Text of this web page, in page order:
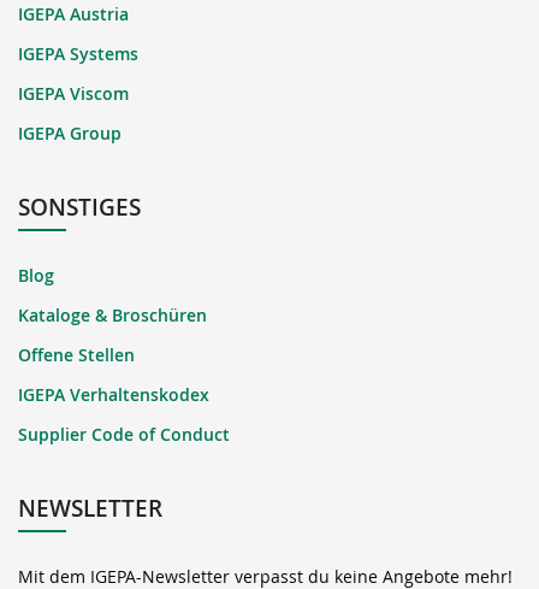
IGEPA Austria
IGEPA Systems
IGEPA Viscom
IGEPA Group
SONSTIGES
Blog
Kataloge & Broschüren
Offene Stellen
IGEPA Verhaltenskodex
Supplier Code of Conduct
NEWSLETTER
Mit dem IGEPA-Newsletter verpasst du keine Angebote mehr!